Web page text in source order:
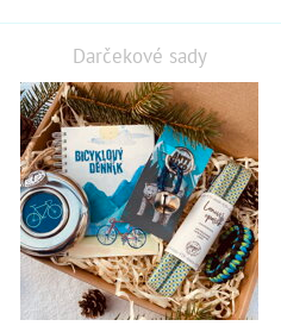
Darčekové sady